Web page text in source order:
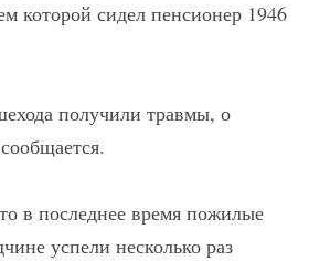
которой сидел пенсионер 1946
получили травмы, о
в последнее время пожилые
успели несколько раз